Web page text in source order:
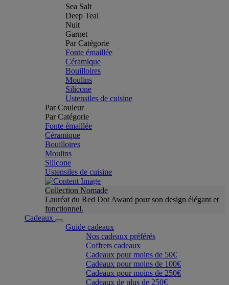
Sea Salt
Deep Teal
Nuit
Garnet
Par Catégorie
Fonte émaillée
Céramique
Bouilloires
Moulins
Silicone
Ustensiles de cuisine
Par Couleur
Par Catégorie
Fonte émaillée
Céramique
Bouilloires
Moulins
Silicone
Ustensiles de cuisine
Collection Nomade
Lauréat du Red Dot Award pour son design élégant et
fonctionnel.
Cadeaux
Guide cadeaux
Nos cadeaux préférés
Coffrets cadeaux
Cadeaux pour moins de 50€
Cadeaux pour moins de 100€
Cadeaux pour moins de 250€
Cadeaux de plus de 250€